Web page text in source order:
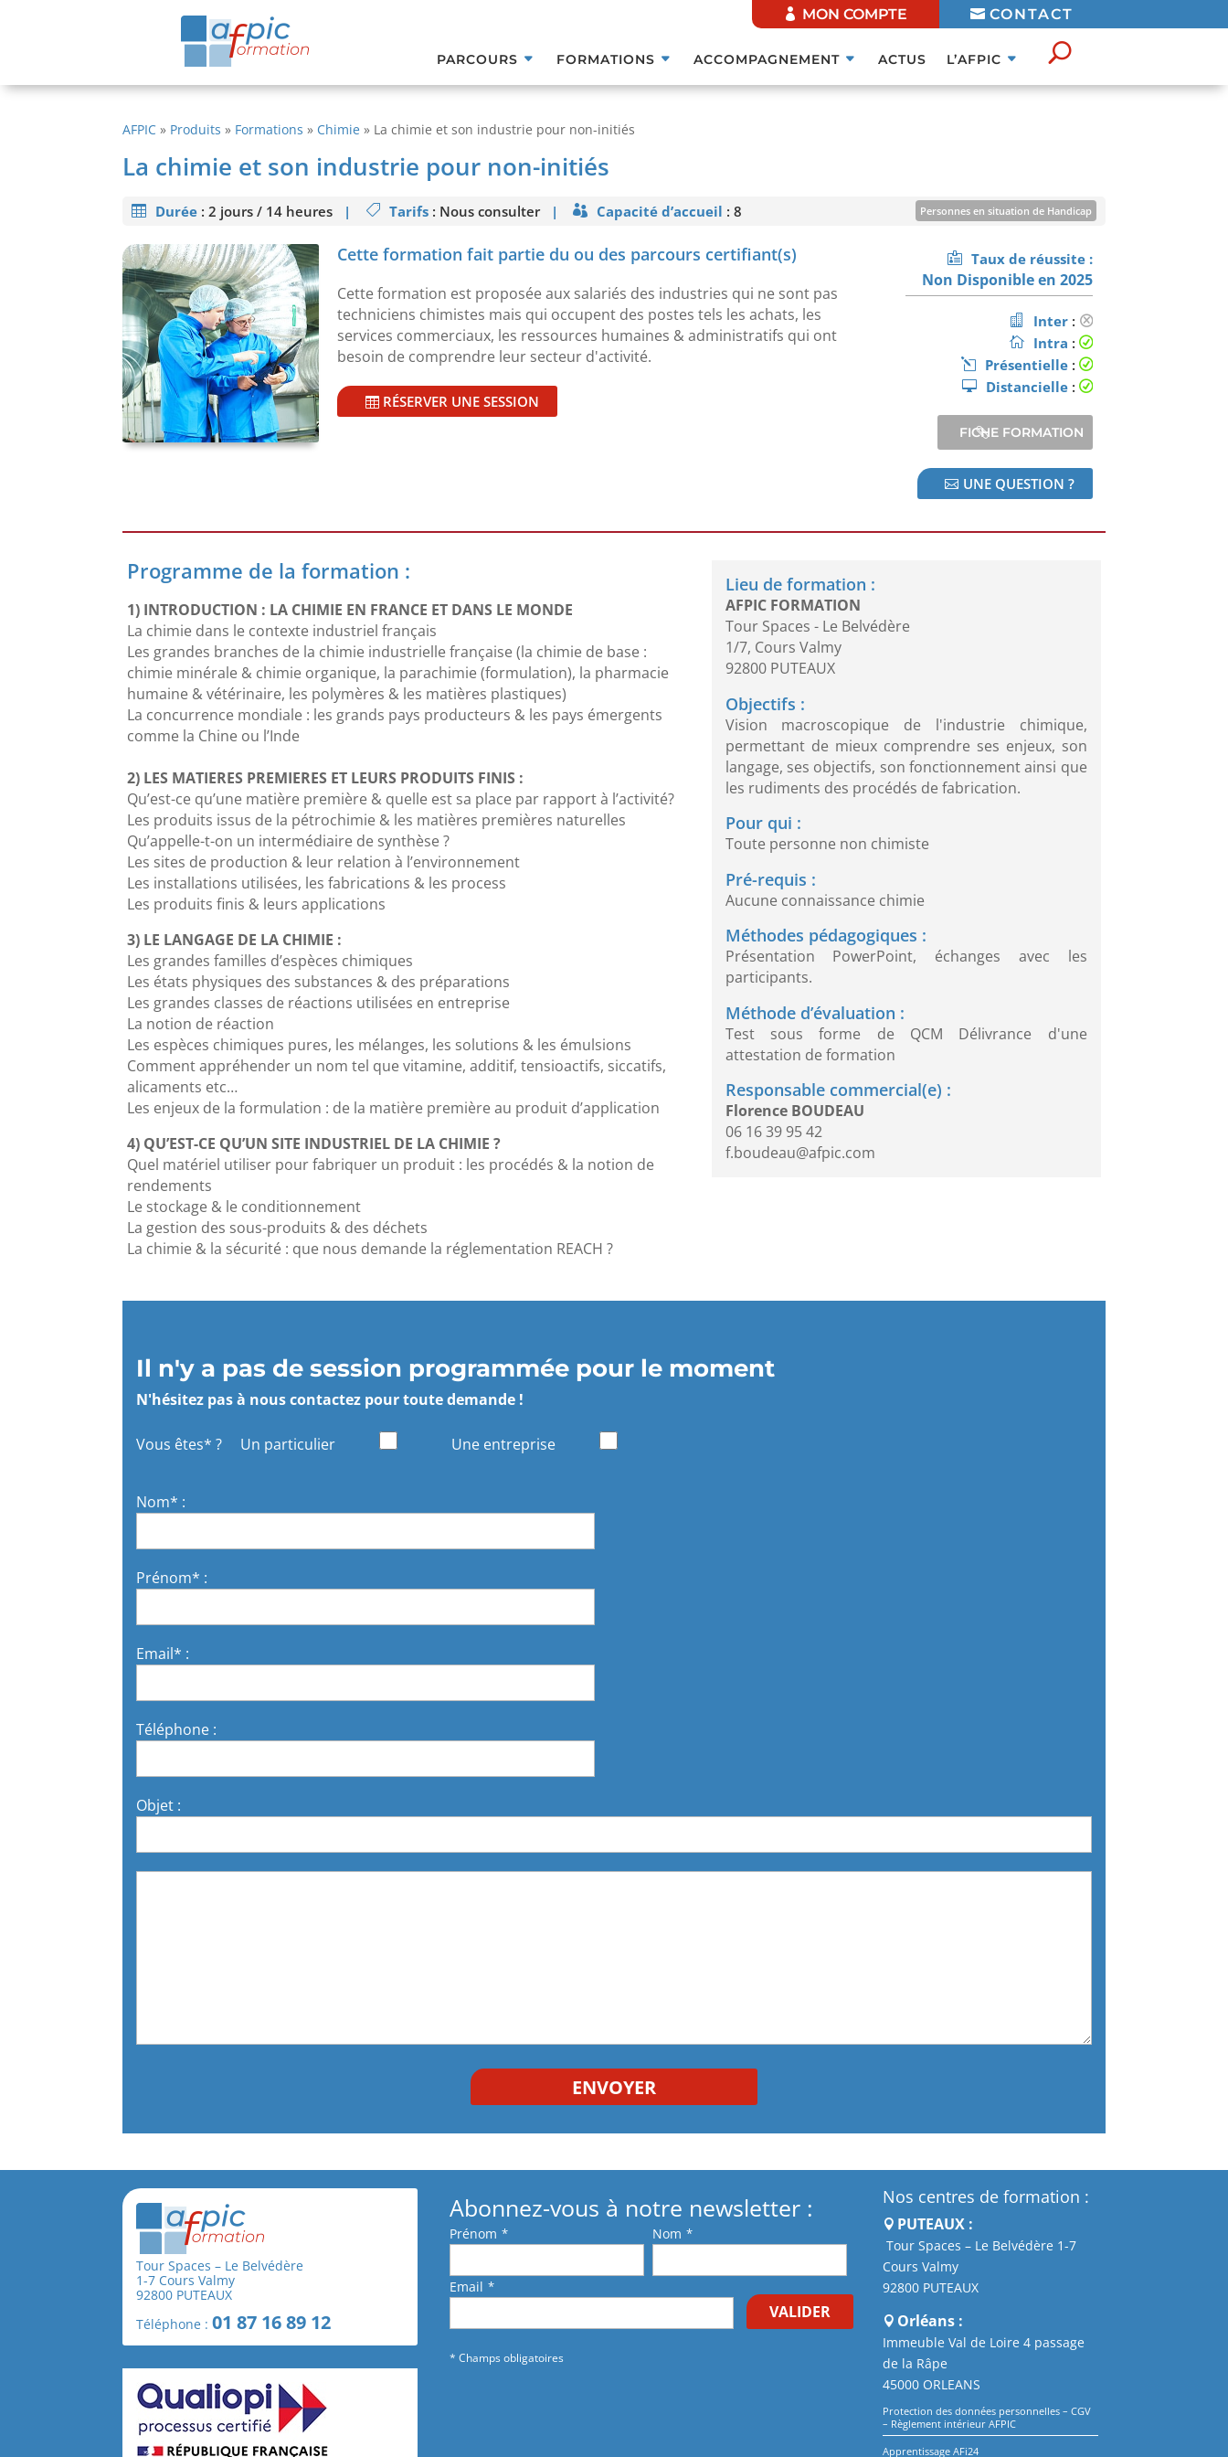
CONTACT
MON COMPTE
PARCOURS FORMATIONS ACCOMPAGNEMENT ACTUS L’AFPIC
AFPIC » Produits » Formations » Chimie » La chimie et son industrie pour non-initiés
La chimie et son industrie pour non-initiés
Durée :2 jours / 14 heures | Tarifs : Nous consulter | Capacité d’accueil : 8 Personnes en situation de Handicap
réserve de faisabilité
En savoir plus
Cette formation fait partie du ou des parcours certifiant(s)
Cette formation est proposée aux salariés des industries qui ne sont pas
techniciens chimistes mais qui occupent des postes tels les achats, les
services commerciaux, les ressources humaines & administratifs qui ont
besoin de comprendre leur secteur d'activité.
RÉSERVER UNE SESSION
Taux de réussite :
Non Disponible en 2025
Inter:
Intra :
Présentielle:
Distancielle:
UNE QUESTION ?
Programme de la formation :
1) INTRODUCTION : LA CHIMIE EN FRANCE ET DANS LE MONDE
La chimie dans le contexte industriel français
Les grandes branches de la chimie industrielle française (la chimie de base :
chimie minérale & chimie organique, la parachimie (formulation), la pharmacie
humaine & vétérinaire, les polymères & les matières plastiques)
La concurrence mondiale : les grands pays producteurs & les pays émergents
comme la Chine ou l’Inde
2) LES MATIERES PREMIERES ET LEURS PRODUITS FINIS :
Qu’est-ce qu’une matière première & quelle est sa place par rapport à l’activité?
Les produits issus de la pétrochimie & les matières premières naturelles
Qu’appelle-t-on un intermédiaire de synthèse ?
Les sites de production & leur relation à l’environnement
Les installations utilisées, les fabrications & les process
Les produits finis & leurs applications
3) LE LANGAGE DE LA CHIMIE :
Les grandes familles d’espèces chimiques
Les états physiques des substances & des préparations
Les grandes classes de réactions utilisées en entreprise
La notion de réaction
Les espèces chimiques pures, les mélanges, les solutions & les émulsions
Comment appréhender un nom tel que vitamine, additif, tensioactifs, siccatifs,
alicaments etc…
Les enjeux de la formulation : de la matière première au produit d’application
4) QU’EST-CE QU’UN SITE INDUSTRIEL DE LA CHIMIE ?
Quel matériel utiliser pour fabriquer un produit : les procédés & la notion de
rendements
Le stockage & le conditionnement
La gestion des sous-produits & des déchets
La chimie & la sécurité : que nous demande la réglementation REACH ?
Lieu de formation :
AFPIC FORMATION
Tour Spaces - Le Belvédère
1/7, Cours Valmy
92800 PUTEAUX
Objectifs :
Vision macroscopique de l'industrie chimique,
permettant de mieux comprendre ses enjeux, son
langage, ses objectifs, son fonctionnement ainsi que
les rudiments des procédés de fabrication.
Pour qui :
Toute personne non chimiste
Pré-requis :
Aucune connaissance chimie
Méthodes pédagogiques :
Présentation PowerPoint, échanges avec les
participants.
Méthode d’évaluation :
Test sous forme de QCM Délivrance d'une
attestation de formation
Responsable commercial(e) :
Florence BOUDEAU
06 16 39 95 42
f.boudeau@afpic.com
Il n'y a pas de session programmée pour le moment
N'hésitez pas à nous contactez pour toute demande !
Vous êtes* ? Un particulier Une entreprise
Nom* :
Prénom* :
Email* :
Téléphone :
Objet :
Tour Spaces – Le Belvédère
1-7 Cours Valmy
92800 PUTEAUX
Téléphone :01 87 16 89 12
Abonnez-vous à notre newsletter :
Prénom * Nom *
Email *
VALIDER
* Champs obligatoires
Nos centres de formation :
PUTEAUX :
Tour Spaces – Le Belvédère 1-7
Cours Valmy
92800 PUTEAUX
Orléans :
Immeuble Val de Loire 4 passage
de la Râpe
45000 ORLEANS
Protection des données personnelles– CGV
– Règlement intérieur AFPIC
Apprentissage AFi24